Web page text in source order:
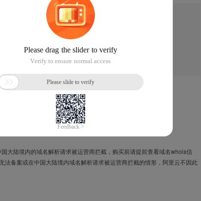
骗！
完成绑定。
大陆境内的域名解析请求被运营商拦截，购买前请提前查看域名whois信
备案或在中国大陆境内域名解析请求被运营商拦截的情形，阿里云不因此